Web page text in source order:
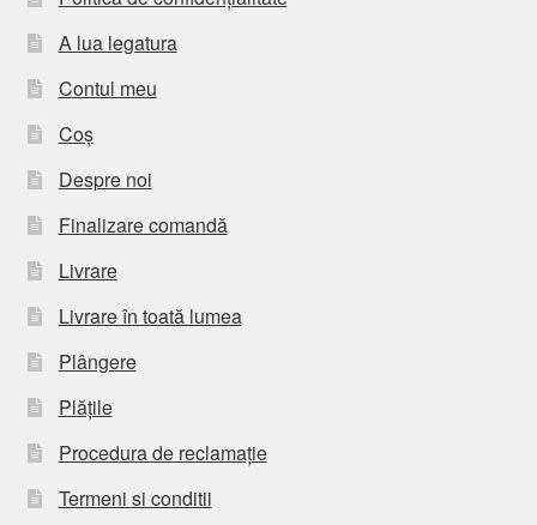
A lua legatura
Contul meu
Coș
Despre noi
Finalizare comandă
Livrare
Livrare în toată lumea
Plângere
Plățile
Procedura de reclamație
Termeni si conditii